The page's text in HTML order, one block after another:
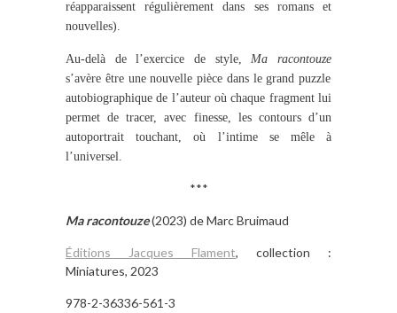
réapparaissent régulièrement dans ses romans et
nouvelles).
Au-delà de l’exercice de style, Ma racontouze
s’avère être une nouvelle pièce dans le grand puzzle
autobiographique de l’auteur où chaque fragment lui
permet de tracer, avec finesse, les contours d’un
autoportrait touchant, où l’intime se mêle à
l’universel.
***
Ma racontouze(2023) de Marc Bruimaud
Éditions Jacques Flament, collection :
Miniatures, 2023
978-2-36336-561-3